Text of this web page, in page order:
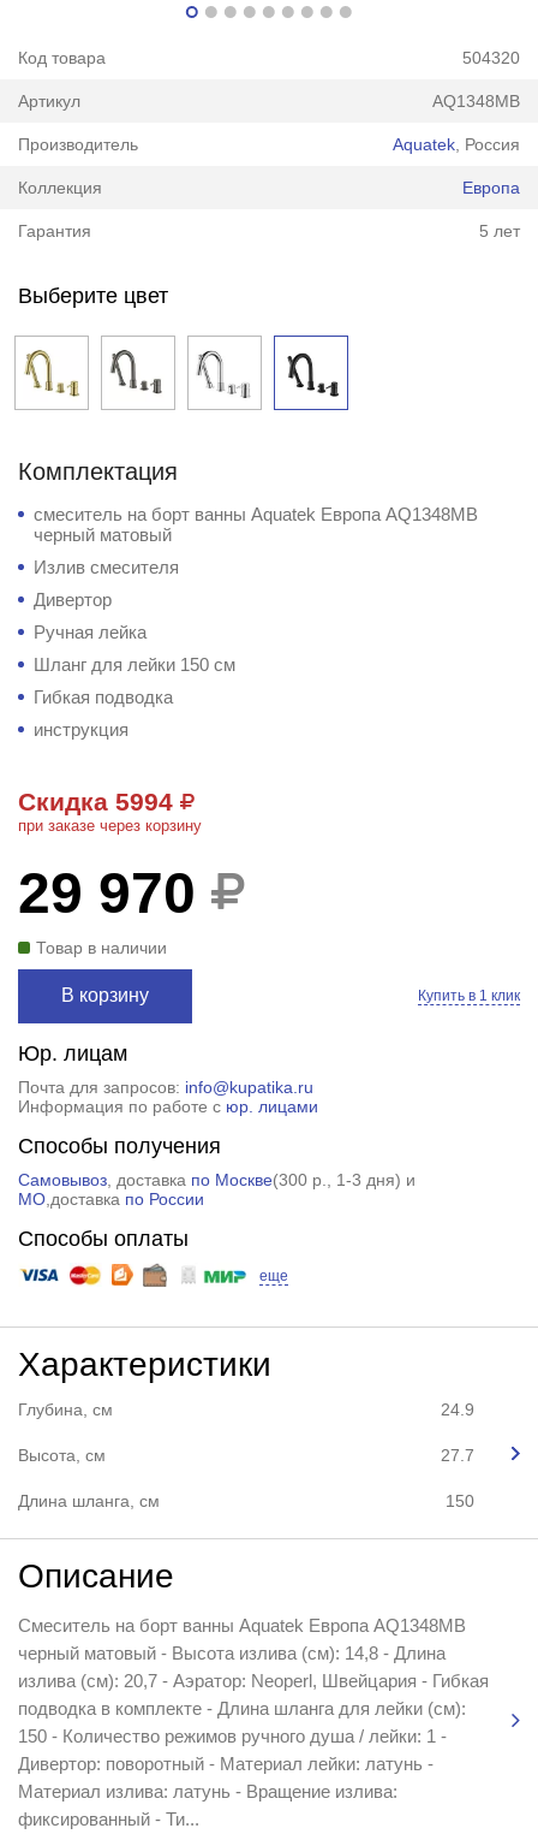
Код товара 504320
Артикул AQ1348MB
Производитель Aquatek , Россия
Коллекция Европа
Гарантия 5 лет
Выберите цвет
Комплектация
смеситель на борт ванны Aquatek Европа AQ1348MB
черный матовый
Излив смесителя
Дивертор
Ручная лейка
Шланг для лейки 150 см
Гибкая подводка
инструкция
Скидка 5994
при заказе через корзину
29 970
Товар в наличии
В корзину Купить в 1 клик
Юр. лицам
Почта для запросов: info@kupatika.ru
Информация по работе с юр. лицами
Способы получения
Самовывоз, доставка по Москве(300 р.
, 1-3 дня) и
МО,доставка по России
Способы оплаты
еще
Характеристики
Глубина, см 24.9
Высота, см 27.7
Длина шланга, см 150
Описание
Смеситель на борт ванны Aquatek Европа AQ1348MB
черный матовый - Высота излива (см): 14,8 - Длина
излива (см): 20,7 - Аэратор: Neoperl, Швейцария - Гибкая
подводка в комплекте - Длина шланга для лейки (см):
150 - Количество режимов ручного душа / лейки: 1 -
Дивертор: поворотный - Материал лейки: латунь -
Материал излива: латунь - Вращение излива:
фиксированный - Ти...